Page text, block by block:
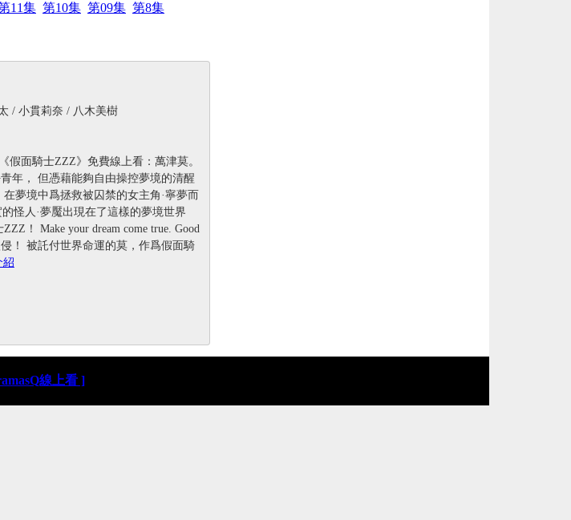
11集 第10集 第09集 第8集
/ 小貫莉奈 / 八木美樹
假面騎士ZZZ》免費線上看：萬津莫。
年， 但憑藉能夠自由操控夢境的清醒
夢境中爲拯救被囚禁的女主角·寧夢而
怪人·夢魘出現在了這樣的夢境世界
！ Make your dream come true. Good
！ 被託付世界命運的莫，作爲假面騎
紹
線上看 ]